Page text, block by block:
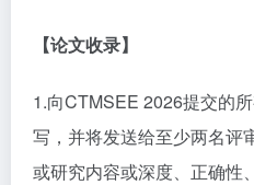
【论文收录】
1.向CTMSEE 2026提交的
写，并将发送给至少两名评
或研究内容或深度、正确性